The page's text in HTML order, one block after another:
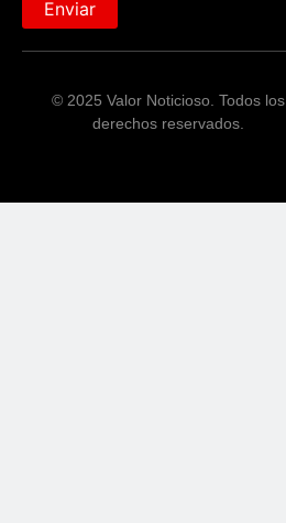
Enviar
© 2025 Valor Noticioso. Todos los
derechos reservados.